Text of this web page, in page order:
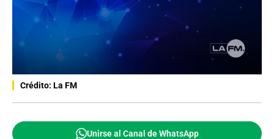
Crédito: La FM
Unirse al Canal de WhatsApp